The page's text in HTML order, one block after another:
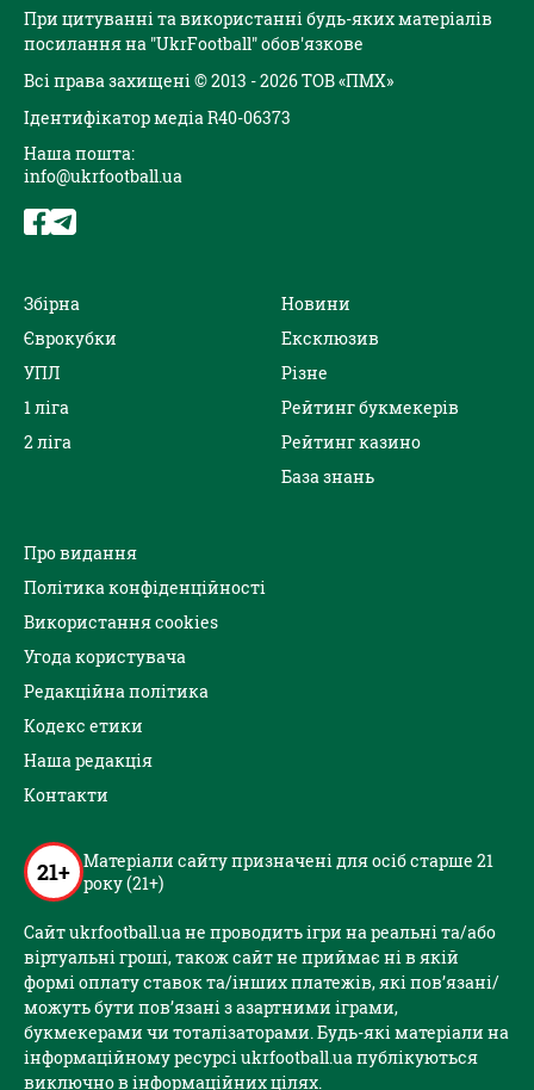
При цитуванні та використанні будь-яких матеріалів
посилання на "UkrFootball" обов'язкове
Всі права захищені © 2013 - 2026 ТОВ «ПМХ»
Ідентифікатор медіа R40-06373
Наша пошта:
info@ukrfootball.ua
Збірна
Єврокубки
УПЛ
1 ліга
2 ліга
Новини
Ексклюзив
Різне
Рейтинг букмекерів
Рейтинг казино
База знань
Про видання
Політика конфіденційності
Використання cookies
Угода користувача
Редакційна політика
Кодекс етики
Наша редакція
Контакти
21+ Матеріали сайту призначені для осіб старше 21
року (21+)
Сайт ukrfootball.ua не проводить ігри на реальні та/або
віртуальні гроші, також сайт не приймає ні в якій
формі оплату ставок та/інших платежів, які пов’язані/
можуть бути пов’язані з азартними іграми,
букмекерами чи тоталізаторами. Будь-які матеріали на
інформаційному ресурсі ukrfootball.ua публікуються
виключно в інформаційних цілях.